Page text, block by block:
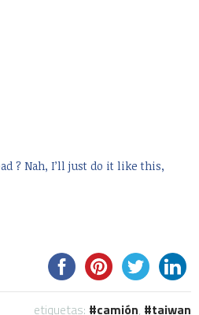
? Nah, I’ll just do it like this,
etiquetas: camión, taiwan